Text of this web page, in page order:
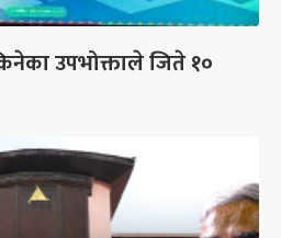
उपभोक्ताले जिते १०